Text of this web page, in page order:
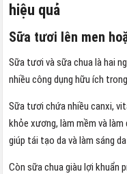
hiệu quả
Sữa tươi lên men
Sữa tươi và sữa chua là hai
nhiều công dụng hữu ích
Sữa tươi chứa nhiều canxi,
khỏe xương, làm mềm và
giúp tái tạo da và làm sáng
Còn sữa chua giàu lợi khuẩn